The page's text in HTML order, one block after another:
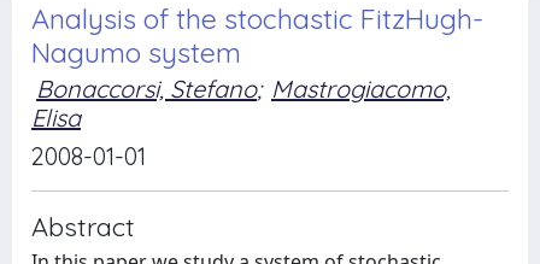
Analysis of the stochastic FitzHugh-
Nagumo system
Bonaccorsi, Stefano; Mastrogiacomo,
Elisa
2008-01-01
Abstract